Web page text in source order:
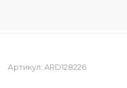
Артикул: ARD128226